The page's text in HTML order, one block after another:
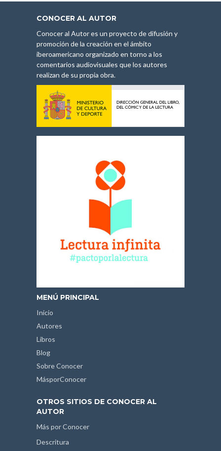
CONOCER AL AUTOR
Conocer al Autor es un proyecto de difusión y
promoción de la creación en el ámbito
iberoamericano organizado en torno a los
comentarios audiovisuales que los autores
realizan de su propia obra.
MENÚ PRINCIPAL
Inicio
Autores
Libros
Blog
Sobre Conocer
MásporConocer
OTROS SITIOS DE CONOCER AL
AUTOR
Más por Conocer
Descritura